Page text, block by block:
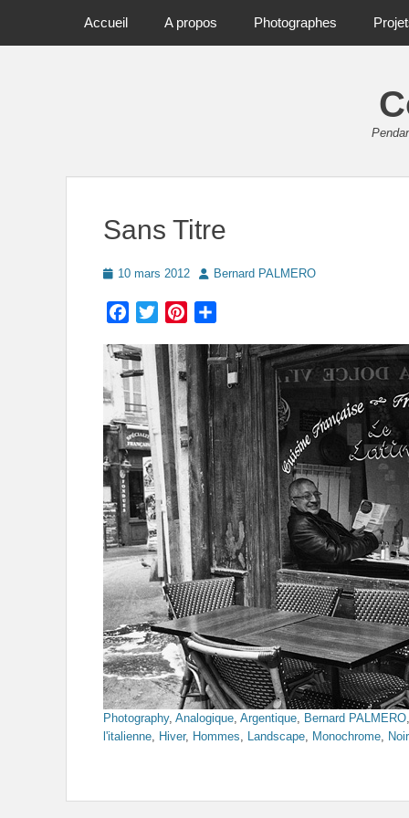
Primary Menu
Accueil A propos Photographes
Sans Titre
Posted
10 mars 2012 AuthorBernard PALMERO
Facebook
TwitterPinterest
Photography, Analogique, Argentique, Bernard PALMERO,
l'italienne, Hiver, Hommes, Landscape, Monochrome,